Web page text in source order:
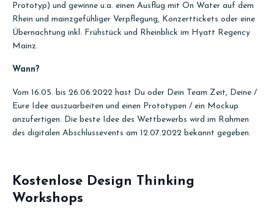
Prototyp) und gewinne u.a. einen Ausflug mit On Water auf dem
Rhein und mainzgefühliger Verpflegung, Konzerttickets oder eine
Übernachtung inkl. Frühstück und Rheinblick im Hyatt Regency
Mainz.
Wann?
Vom 16.05. bis 26.06.2022 hast Du oder Dein Team Zeit, Deine /
Eure Idee auszuarbeiten und einen Prototypen / ein Mockup
anzufertigen. Die beste Idee des Wettbewerbs wird im Rahmen
des digitalen Abschlussevents am 12.07.2022 bekannt gegeben.
Kostenlose Design Thinking
Workshops